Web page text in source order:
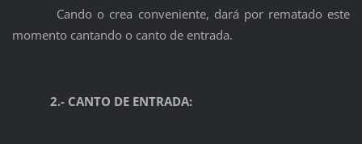
Cando o crea conveniente, dará por rematado este
momento cantando o canto de entrada.
2.- CANTO DE ENTRADA: